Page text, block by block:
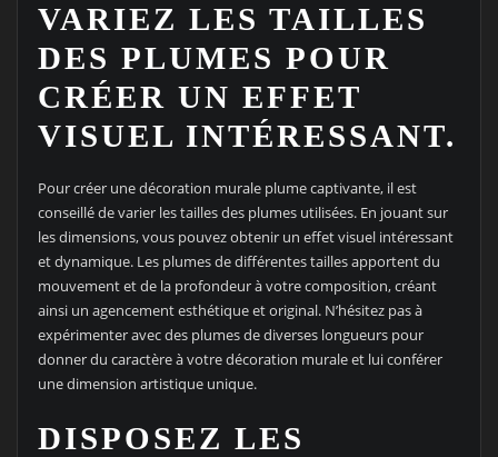
VARIEZ LES TAILLES
DES PLUMES POUR
CRÉER UN EFFET
VISUEL INTÉRESSANT.
Pour créer une décoration murale plume captivante, il est
conseillé de varier les tailles des plumes utilisées. En jouant sur
les dimensions, vous pouvez obtenir un effet visuel intéressant
et dynamique. Les plumes de différentes tailles apportent du
mouvement et de la profondeur à votre composition, créant
ainsi un agencement esthétique et original. N’hésitez pas à
expérimenter avec des plumes de diverses longueurs pour
donner du caractère à votre décoration murale et lui conférer
une dimension artistique unique.
DISPOSEZ LES